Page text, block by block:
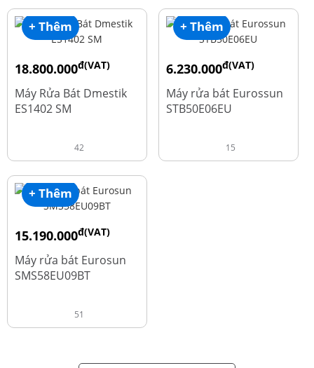
+ Thêm
18.800.000đ(VAT)
23.500.000
Máy Rửa Bát Dmestik
ES1402 SM
42
+ Thêm
6.230.000đ(VAT)
7.790.000
Máy rửa bát Eurossun
STB50E06EU
15
+ Thêm
15.190.000đ(VAT)
18.990.000
Máy rửa bát Eurosun
SMS58EU09BT
51